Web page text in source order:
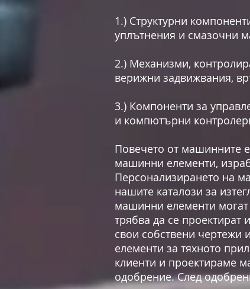
1.) Структурни
уплътнения и смазочни
2.) Механизми,
верижни задвижвания,
3.) Компоненти за
и компютърни
Повечето от машинните
машинни елементи,
Персонализирането на
нашите каталози за
машинни елементи могат
трябва да се
свои собствени
елементи за тяхното
клиенти и проектираме
одобрение. След